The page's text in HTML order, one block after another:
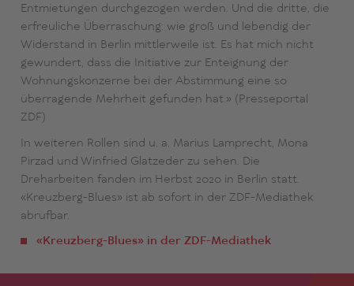
Entmietungen durchgezogen werden. Und die dritte, die
erfreuliche Überraschung: wie groß und lebendig der
Widerstand in Berlin mittlerweile ist. Es hat mich nicht
gewundert, dass die Initiative zur Enteignung der
Wohnungskonzerne bei der Abstimmung eine so
überragende Mehrheit gefunden hat.» (Presseportal
ZDF)
In weiteren Rollen sind u. a. Marius Lamprecht, Mona
Pirzad und Winfried Glatzeder zu sehen. Die
Dreharbeiten fanden im Herbst 2020 in Berlin statt.
«Kreuzberg-Blues» ist ab sofort in der ZDF-Mediathek
abrufbar.
«Kreuzberg-Blues» in der ZDF-Mediathek